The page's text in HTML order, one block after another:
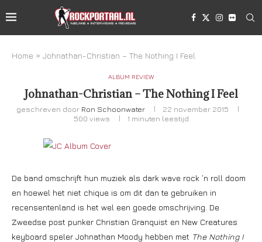
Home » Johnathan-Christian – The Nothing I Feel
ALBUM REVIEW
Johnathan-Christian – The Nothing I Feel
geschreven door Ron Schoonwater
22 november 2015
500 views 1 minuten leestijd
De band omschrijft hun muziek als dark wave rock ‘n roll doom
en hoewel het niet chique is om dit dan te gebruiken in
recensentenland is het wel een goede omschrijving. De
Zweedse post punker Christian Granquist en New Creatures
keyboard speler Johnathan Moody hebben met The Nothing I